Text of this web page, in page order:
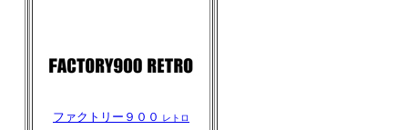
ファクトリー９００ レトロ